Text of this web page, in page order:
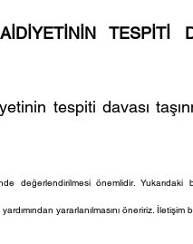
TESPİTİ
tespiti davası
değerlendirilmesi önemlidir.
yararlanılmasını öneririz.